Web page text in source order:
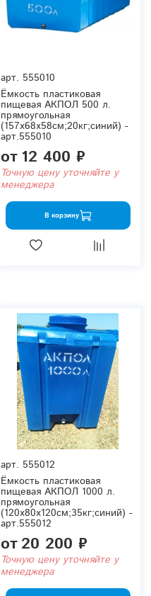
арт. 555010
Ёмкость пластиковая
пищевая АКПОЛ 500 л.
прямоугольная
(157x68x58см;20кг;синий) -
арт.555010
от 12 400 ₽
Точную цену уточняйте у
менеджера
В корзину
арт. 555012
Ёмкость пластиковая
пищевая АКПОЛ 1000 л.
прямоугольная
(120x80x120см;35кг;синий) -
арт.555012
от20 200 ₽
Точную цену уточняйте у
менеджера